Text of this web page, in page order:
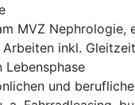
MVZ Nephrologie,
inkl.
Lebensphase
und